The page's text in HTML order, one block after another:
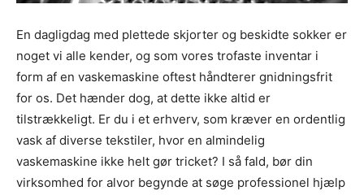
En dagligdag med plettede skjorter og beskidte sokker er
noget vi alle kender, og som vores trofaste inventar i
form af en vaskemaskine oftest håndterer gnidningsfrit
for os. Det hænder dog, at dette ikke altid er
tilstrækkeligt. Er du i et erhverv, som kræver en ordentlig
vask af diverse tekstiler, hvor en almindelig
vaskemaskine ikke helt gør tricket? I så fald, bør din
virksomhed for alvor begynde at søge professionel hjælp